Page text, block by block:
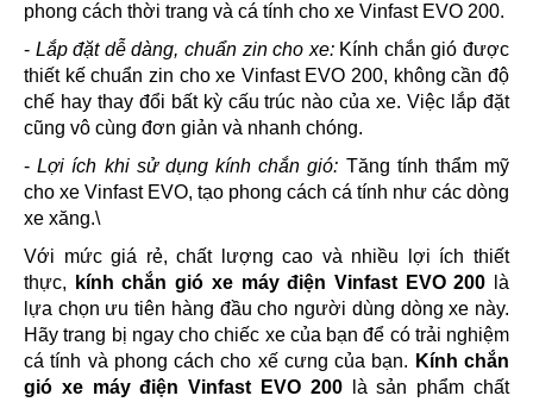
phong cách thời trang và cá tính cho xe Vinfast EVO 200.
- Lắp đặt dễ dàng, chuẩn zin cho xe:Kính chắn gió được
thiết kế chuẩn zin cho xe Vinfast EVO 200, không cần độ
chế hay thay đổi bất kỳ cấu trúc nào của xe. Việc lắp đặt
cũng vô cùng đơn giản và nhanh chóng.
-Lợi ích khi sử dụng kính chắn gió: Tăng tính thẩm mỹ
cho xe Vinfast EVO, tạo phong cách cá tính như các dòng
xe xăng.\
Với mức giá rẻ, chất lượng cao và nhiều lợi ích thiết
thực,
kính chắn gió xe máy điện Vinfast EVO 200 là
lựa chọn ưu tiên hàng đầu cho người dùng dòng xe này.
Hãy trang bị ngay cho chiếc xe của bạn để có trải nghiệm
cá tính và phong cách cho xế cưng của bạn. Kính chắn
gió xe máy điện Vinfast EVO 200là sản phẩm chất